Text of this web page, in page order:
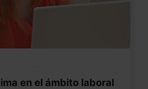
en el ámbito laboral